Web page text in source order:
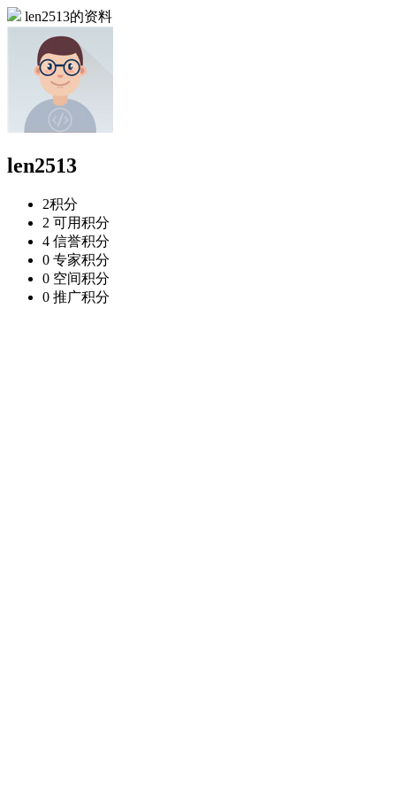
len2513的资料
len2513
2积分
2 可用积分
4 信誉积分
0 专家积分
0 空间积分
0 推广积分